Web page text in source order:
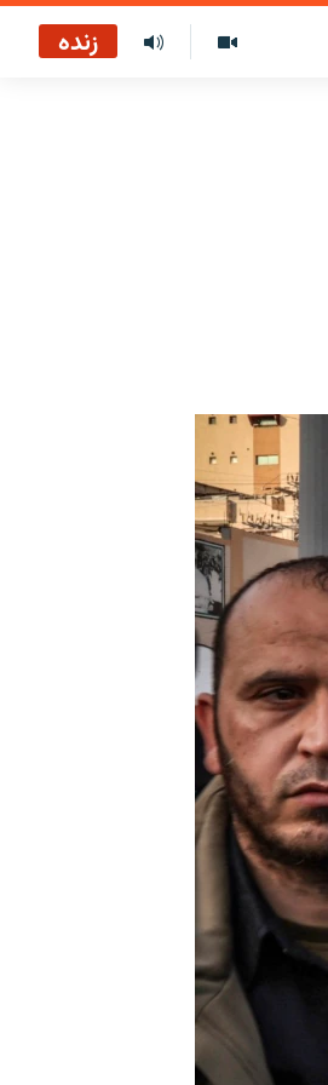
زنده